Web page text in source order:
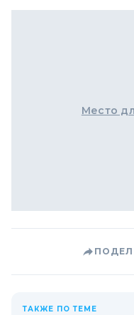
Место
ТАКЖЕ ПО ТЕМЕ